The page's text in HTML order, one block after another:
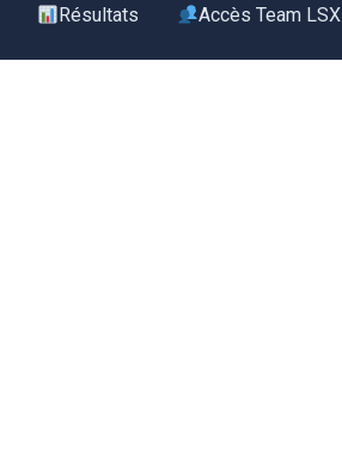
Résultats Accès Team LSX